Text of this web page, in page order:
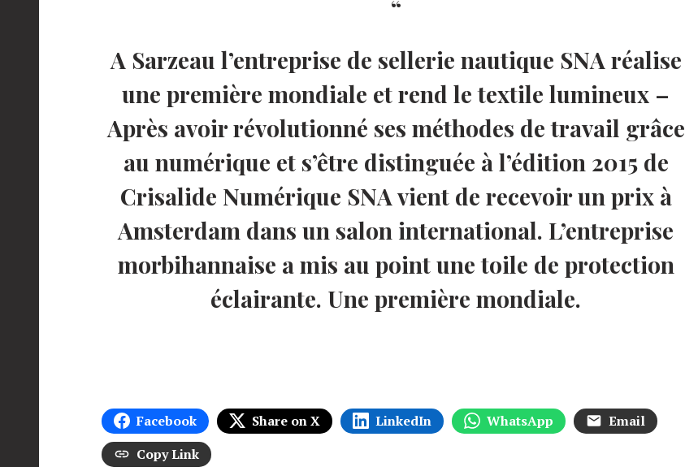
A Sarzeau l’entreprise de sellerie nautique SNA réalise
une première mondiale et rend le textile lumineux –
Après avoir révolutionné ses méthodes de travail grâce
au numérique et s’être distinguée à l’édition 2015 de
Crisalide Numérique SNA vient de recevoir un prix à
Amsterdam dans un salon international. L’entreprise
morbihannaise a mis au point une toile de protection
éclairante. Une première mondiale.
Facebook Share on X LinkedIn WhatsApp
Email
Copy Link